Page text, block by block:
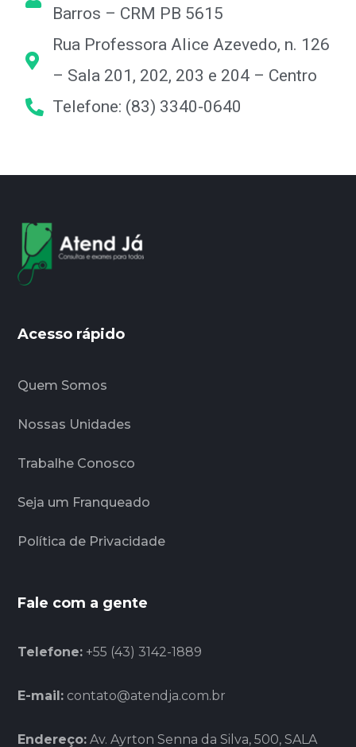
Barros – CRM PB 5615
Rua Professora Alice Azevedo, n. 126
– Sala 201, 202, 203 e 204 – Centro
Telefone: (83) 3340-0640
Acesso rápido
Quem Somos
Nossas Unidades
Trabalhe Conosco
Seja um Franqueado
Política de Privacidade
Fale com a gente
Telefone: +55 (43) 3142-1889
E-mail: contato@atendja.com.br
Endereço: Av. Ayrton Senna da Silva, 500, SALA